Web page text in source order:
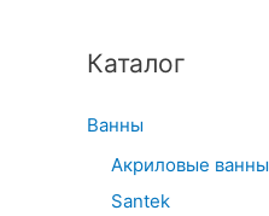
c
f
Каталог
Ванны
Акриловые ванны
Santek